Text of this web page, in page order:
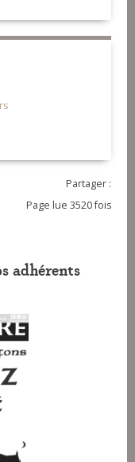
Partager :
Page lue 3520 fois
adhérents